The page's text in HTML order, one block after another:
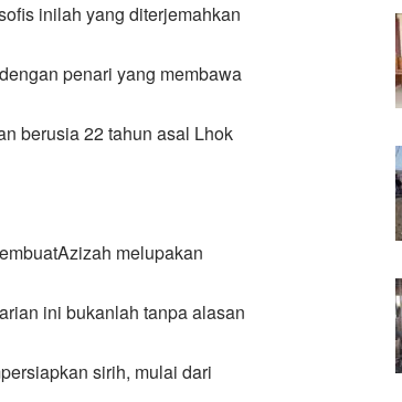
inilah yang diterjemahkan
penari yang membawa
berusia 22 tahun asal Lhok
melupakan
ini bukanlah tanpa alasan
sirih, mulai dari